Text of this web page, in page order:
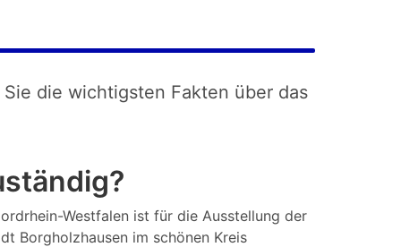
die wichtigsten Fakten über das
Westfalen ist für die Ausstellung der
Borgholzhausen im schönen Kreis